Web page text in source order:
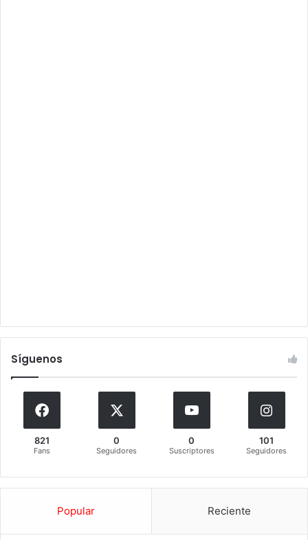
Síguenos
821
Fans
0
Seguidores
0
Suscriptores
101
Seguidores
Popular Reciente